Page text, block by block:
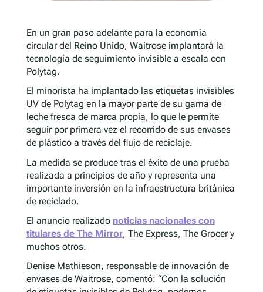
En un gran paso adelante para la economía
circular del Reino Unido, Waitrose implantará la
tecnología de seguimiento invisible a escala con
Polytag.
El minorista ha implantado las etiquetas invisibles
UV de Polytag en la mayor parte de su gama de
leche fresca de marca propia, lo que le permite
seguir por primera vez el recorrido de sus envases
de plástico a través del flujo de reciclaje.
La medida se produce tras el éxito de una prueba
realizada a principios de año y representa una
importante inversión en la infraestructura británica
de reciclado.
El anuncio realizado noticias nacionales con
titulares de The Mirror, The Express, The Grocer y
muchos otros.
Denise Mathieson, responsable de innovación de
envases de Waitrose, comentó: “Con la solución